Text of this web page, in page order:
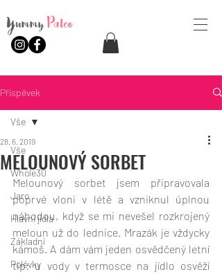
YummyPaleo
Příspěvek
Vše
Whole30
Jaro
Hlavní jídla
Základní
Polévky
Vše
MELOUNOVÝ SORBET
28. 6. 2019
Melounový sorbet jsem připravovala
poprvé vloni v létě a vzniknul úplnou
náhodou, když se mi nevešel rozkrojený
meloun už do lednice. Mrazák je vždycky
kámoš. A dám vám jeden osvědčený letní
tip: u vody v termosce na jídlo osvěží